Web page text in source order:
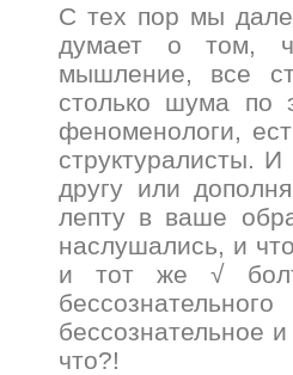
С тех пор мы
думает о том,
мышление, все
столько шума по
феноменологи,
структуралисты.
другу или
лепту в ваше
наслушались, и
и тот же √
бессознательное
что?!